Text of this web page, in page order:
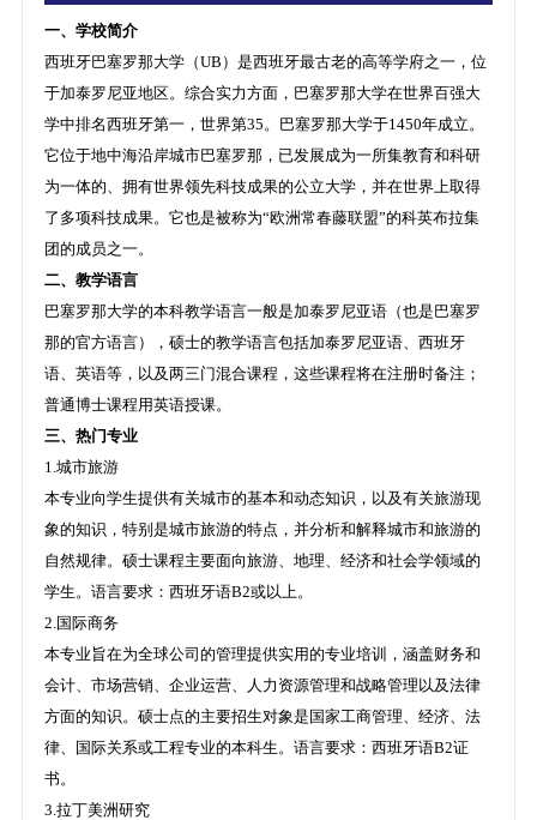
一、学校简介
西班牙巴塞罗那大学（UB）是西班牙最古老的高等学府之一，位
于加泰罗尼亚地区。综合实力方面，巴塞罗那大学在世界百强大
学中排名西班牙第一，世界第35。巴塞罗那大学于1450年成立。
它位于地中海沿岸城市巴塞罗那，已发展成为一所集教育和科研
为一体的、拥有世界领先科技成果的公立大学，并在世界上取得
了多项科技成果。它也是被称为“欧洲常春藤联盟”的科英布拉集
团的成员之一。
二、教学语言
巴塞罗那大学的本科教学语言一般是加泰罗尼亚语（也是巴塞罗
那的官方语言），硕士的教学语言包括加泰罗尼亚语、西班牙
语、英语等，以及两三门混合课程，这些课程将在注册时备注；
普通博士课程用英语授课。
三、热门专业
1.城市旅游
本专业向学生提供有关城市的基本和动态知识，以及有关旅游现
象的知识，特别是城市旅游的特点，并分析和解释城市和旅游的
自然规律。硕士课程主要面向旅游、地理、经济和社会学领域的
学生。语言要求：西班牙语B2或以上。
2.国际商务
本专业旨在为全球公司的管理提供实用的专业培训，涵盖财务和
会计、市场营销、企业运营、人力资源管理和战略管理以及法律
方面的知识。硕士点的主要招生对象是国家工商管理、经济、法
律、国际关系或工程专业的本科生。语言要求：西班牙语B2证
书。
3.拉丁美洲研究